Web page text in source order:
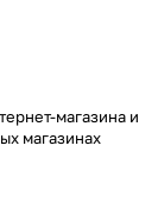
магазина и
магазинах